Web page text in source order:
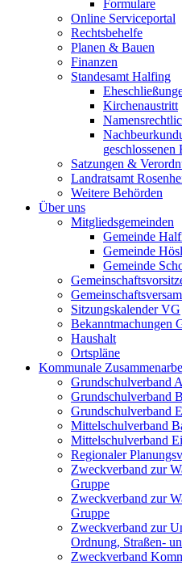
Formulare
Online Serviceportal
Rechtsbehelfe
Planen & Bauen
Finanzen
Standesamt Halfing
Kirchenaustritt
geschlossenen
Satzungen &
Landratsamt
Weitere Behörden
Über uns
Mitgliedsgemeinden
Gemeinde
Gemeinde
Gemeinde
Sitzungskalender VG
Bekanntmachungen
Haushalt
Ortspläne
Kommunale
Grundschulverband
Grundschulverband
Grundschulverband
Mittelschulverband
Mittelschulverband
Regionaler
Zweckverband zur
Gruppe
Zweckverband zur
Gruppe
Zweckverband zur
Ordnung, Straßen-
Zweckverband